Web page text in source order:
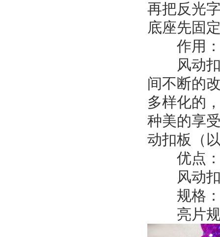
再把反光
底座先固
作用
风动扣
间不断的
多样化的
种美的享
动扣板（
优点：
风动扣
规格：
亮片规